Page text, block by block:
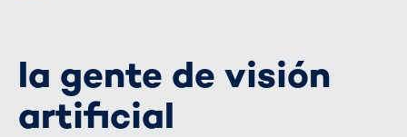
la gente de visión
artificial